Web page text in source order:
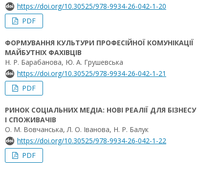
https://doi.org/10.30525/978-9934-26-042-1-20
PDF
ФОРМУВАННЯ КУЛЬТУРИ ПРОФЕСІЙНОЇ КОМУНІКАЦІЇ
МАЙБУТНІХ ФАХІВЦІВ
Н. Р. Барабанова, Ю. А. Грушевська
https://doi.org/10.30525/978-9934-26-042-1-21
PDF
РИНОК СОЦІАЛЬНИХ МЕДІА: НОВІ РЕАЛІЇ ДЛЯ БІЗНЕСУ
І СПОЖИВАЧІВ
О. М. Вовчанська, Л. О. Іванова, Н. Р. Балук
https://doi.org/10.30525/978-9934-26-042-1-22
PDF